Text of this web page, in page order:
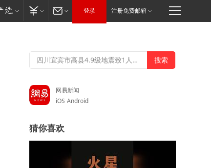
登录 注册免费邮箱
网易新闻
iOS Android
猜你喜欢